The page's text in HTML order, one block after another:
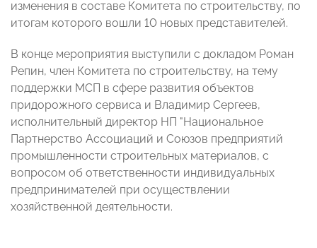
изменения в составе Комитета по строительству, по
итогам которого вошли 10 новых представителей.
В конце мероприятия выступили с докладом Роман
Репин, член Комитета по строительству, на тему
поддержки МСП в сфере развития объектов
придорожного сервиса и Владимир Сергеев,
исполнительный директор НП "Национальное
Партнерство Ассоциаций и Союзов предприятий
промышленности строительных материалов, с
вопросом об ответственности индивидуальных
предпринимателей при осуществлении
хозяйственной деятельности.